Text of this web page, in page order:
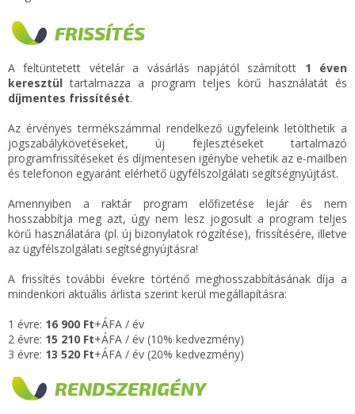
FRISSÍTÉS
A feltüntetett vételár a vásárlás napjától számított 1 éven
keresztül tartalmazza a program teljes körű használatát és
díjmentes frissítését.
Az érvényes termékszámmal rendelkező ügyfeleink letölthetik a
jogszabálykövetéseket, új fejlesztéseket tartalmazó
programfrissítéseket és díjmentesen igénybe vehetik az e-mailben
és telefonon egyaránt elérhető ügyfélszolgálati segítségnyújtást.
Amennyiben a raktár program előfizetése lejár és nem
hosszabbítja meg azt, úgy nem lesz jogosult a program teljes
körű használatára (pl. új bizonylatok rögzítése), frissítésére, illetve
az ügyfélszolgálati segítségnyújtásra!
A frissítés további évekre történő meghosszabbításának díja a
mindenkori aktuális árlista szerint kerül megállapításra:
1 évre: 16 900 Ft+ÁFA / év
2 évre: 15 210 Ft+ÁFA / év (10% kedvezmény)
3 évre: 13 520 Ft+ÁFA / év (20% kedvezmény)
RENDSZERIGÉNY